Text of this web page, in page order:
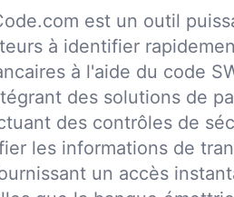
est un outil
à identifier
à l'aide du code
des solutions de
des contrôles de
les informations de
un accès